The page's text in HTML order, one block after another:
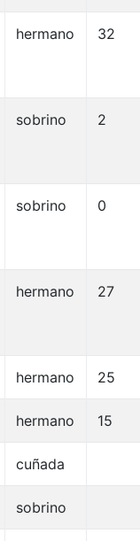
hermano 32
sobrino 2
sobrino 0
hermano 27
hermano 25
hermano 15
cuñada
sobrino